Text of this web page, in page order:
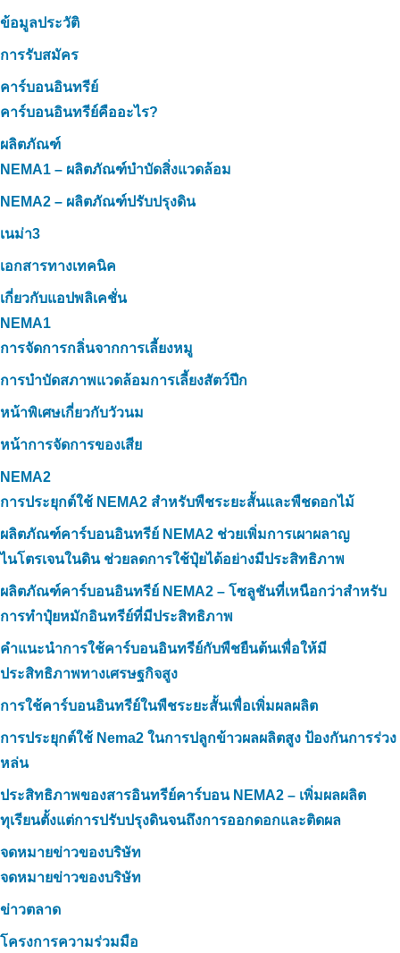
ข้อมูลประวัติ
การรับสมัคร
คาร์บอนอินทรีย์
คาร์บอนอินทรีย์คืออะไร?
ผลิตภัณฑ์
NEMA1 – ผลิตภัณฑ์บำบัดสิ่งแวดล้อม
NEMA2 – ผลิตภัณฑ์ปรับปรุงดิน
เนม่า3
เอกสารทางเทคนิค
เกี่ยวกับแอปพลิเคชั่น
NEMA1
การจัดการกลิ่นจากการเลี้ยงหมู
การบำบัดสภาพแวดล้อมการเลี้ยงสัตว์ปีก
หน้าพิเศษเกี่ยวกับวัวนม
หน้าการจัดการของเสีย
NEMA2
การประยุกต์ใช้ NEMA2 สำหรับพืชระยะสั้นและพืชดอกไม้
ผลิตภัณฑ์คาร์บอนอินทรีย์ NEMA2 ช่วยเพิ่มการเผาผลาญ
ไนโตรเจนในดิน ช่วยลดการใช้ปุ๋ยได้อย่างมีประสิทธิภาพ
ผลิตภัณฑ์คาร์บอนอินทรีย์ NEMA2 – โซลูชันที่เหนือกว่าสำหรับ
การทำปุ๋ยหมักอินทรีย์ที่มีประสิทธิภาพ
คำแนะนำการใช้คาร์บอนอินทรีย์กับพืชยืนต้นเพื่อให้มี
ประสิทธิภาพทางเศรษฐกิจสูง
การใช้คาร์บอนอินทรีย์ในพืชระยะสั้นเพื่อเพิ่มผลผลิต
การประยุกต์ใช้ Nema2 ในการปลูกข้าวผลผลิตสูง ป้องกันการร่วง
หล่น
ประสิทธิภาพของสารอินทรีย์คาร์บอน NEMA2 – เพิ่มผลผลิต
ทุเรียนตั้งแต่การปรับปรุงดินจนถึงการออกดอกและติดผล
จดหมายข่าวของบริษัท
จดหมายข่าวของบริษัท
ข่าวตลาด
โครงการความร่วมมือ